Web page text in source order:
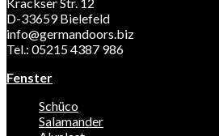
D-33659 Bielefeld
info@germandoors.biz
Tel.: 05215 4387 986
Fenster
Schüco
Salamander